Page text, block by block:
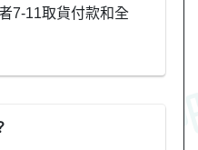
7-11取貨付款和全